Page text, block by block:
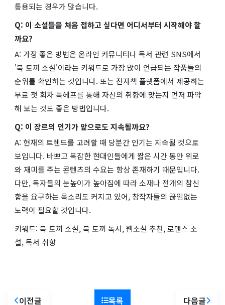
통용되는 경우가 많습니다.
Q: 이 소설들을 처음 접하고 싶다면 어디서부터 시작해야 할
까요?
A: 가장 좋은 방법은 온라인 커뮤니티나 독서 관련 SNS에서
'북 토끼 소설'이라는 키워드로 가장 많이 언급되는 작품들의
순위를 확인하는 것입니다. 또는 전자책 플랫폼에서 제공하는
무료 첫 회차 독헤프를 통해 자신의 취향에 맞는지 먼저 파악
해 보는 것도 좋은 방법입니다.
Q: 이 장르의 인기가 앞으로도 지속될까요?
A: 현재의 트렌드를 고려할 때 당분간 인기는 지속될 것으로
보입니다. 바쁘고 복잡한 현대인들에게 짧은 시간 동안 위로
와 재미를 주는 콘텐츠의 수요는 항상 존재하기 때문입니다.
다만, 독자들의 눈높이가 높아짐에 따라 소재나 전개의 참신
함을 요구하는 목소리도 커지고 있어, 창작자들의 끊임없는
노력이 필요할 것입니다.
키워드: 북 토끼 소설, 북 토끼 독서, 웹소설 추천, 로맨스 소
설, 독서 취향
이전글 목록 다음글